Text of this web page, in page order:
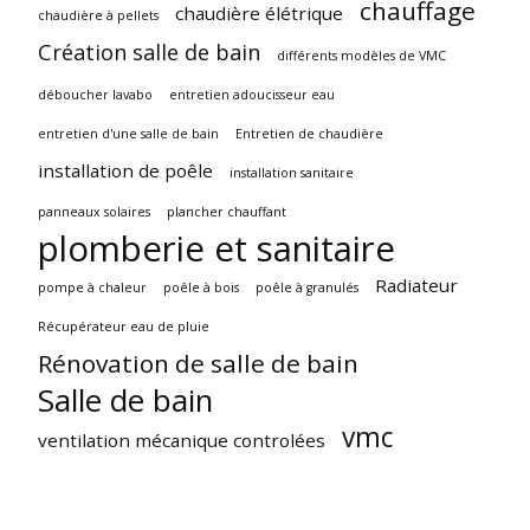
chaudière à pellets chaudière élétrique chauffage
Création salle de bain différents modèles de VMC
déboucher lavabo entretien adoucisseur eau
entretien d'une salle de bain Entretien de chaudière
installation de poêle installation sanitaire
panneaux solaires plancher chauffant
plomberie et sanitaire
pompe à chaleur poêle à bois poêle à granulés Radiateur
Récupérateur eau de pluie
Rénovation de salle de bain
Salle de bain
ventilation mécanique controlées vmc